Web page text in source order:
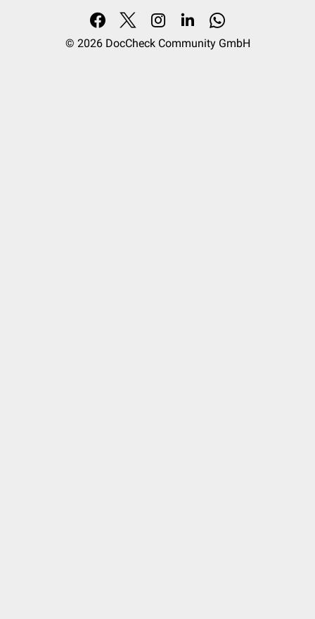
© 2026 DocCheck Community GmbH